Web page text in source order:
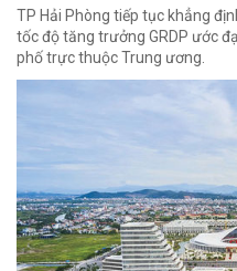
TP Hải Phòng tiếp tục khẳng
tốc độ tăng trưởng GRDP ước
phố trực thuộc Trung ương.